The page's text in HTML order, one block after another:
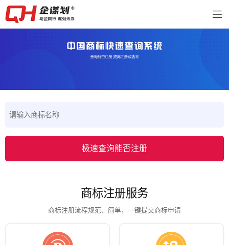
极速查询能否注册
商标注册服务
商标注册流程规范、简单，一键提交商标申请